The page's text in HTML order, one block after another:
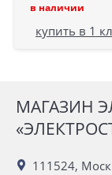
в наличии
купить в 1
МАГАЗИН
111524,